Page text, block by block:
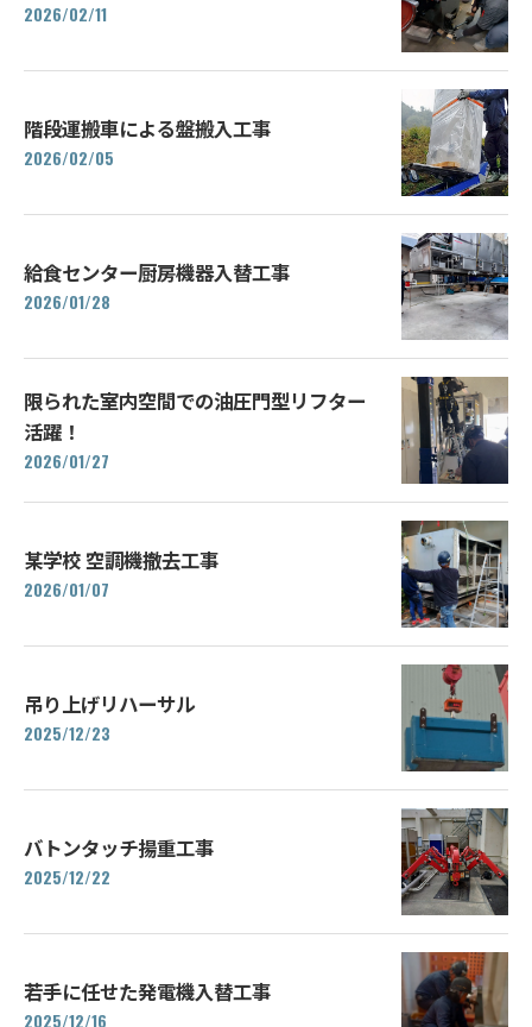
2026/02/11
階段運搬車による盤搬入工事
2026/02/05
給食センター厨房機器入替工事
2026/01/28
限られた室内空間での油圧門型リフター
活躍！
2026/01/27
某学校 空調機撤去工事
2026/01/07
吊り上げリハーサル
2025/12/23
バトンタッチ揚重工事
2025/12/22
若手に任せた発電機入替工事
2025/12/16